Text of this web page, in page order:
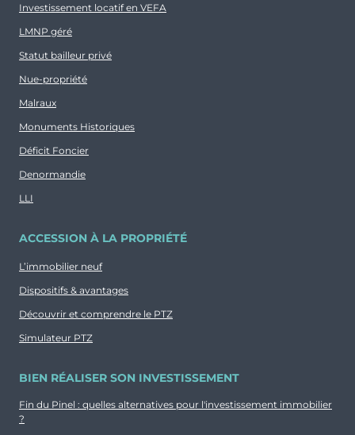
Investissement locatif en VEFA
LMNP géré
Statut bailleur privé
Nue-propriété
Malraux
Monuments Historiques
Déficit Foncier
Denormandie
LLI
ACCESSION À LA PROPRIÉTÉ
L’immobilier neuf
Dispositifs & avantages
Découvrir et comprendre le PTZ
Simulateur PTZ
BIEN RÉALISER SON INVESTISSEMENT
Fin du Pinel : quelles alternatives pour l'investissement immobilier
?